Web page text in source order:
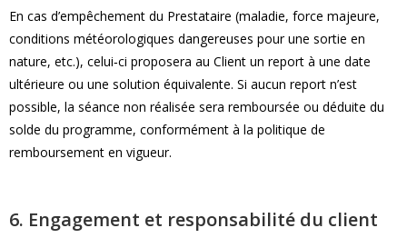
En cas d’empêchement du Prestataire (maladie, force majeure,
conditions météorologiques dangereuses pour une sortie en
nature, etc.), celui‑ci proposera au Client un report à une date
ultérieure ou une solution équivalente. Si aucun report n’est
possible, la séance non réalisée sera remboursée ou déduite du
solde du programme, conformément à la politique de
remboursement en vigueur.
6. Engagement et responsabilité du client